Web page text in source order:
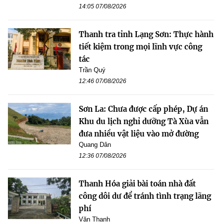
14:05 07/08/2026
Thanh tra tỉnh Lạng Sơn: Thực hành
tiết kiệm trong mọi lĩnh vực công
tác
Trần Quý
12:46 07/08/2026
Sơn La: Chưa được cấp phép, Dự án
Khu du lịch nghỉ dưỡng Tà Xùa vẫn
đưa nhiều vật liệu vào mở đường
Quang Dân
12:36 07/08/2026
Thanh Hóa giải bài toán nhà đất
công dôi dư để tránh tình trạng lãng
phí
Văn Thanh